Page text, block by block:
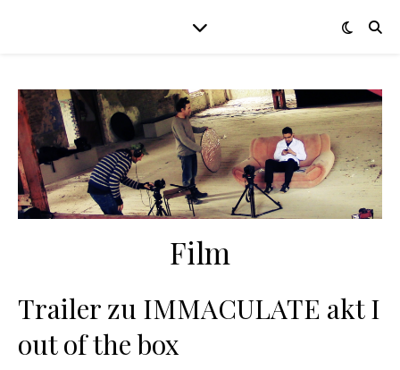
Film
Trailer zu IMMACULATE akt I
out of the box